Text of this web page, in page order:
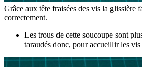
Grâce aux tête fraisées des vis la glissière
correctement.
Les trous de cette soucoupe sont
taraudés donc, pour accueillir les